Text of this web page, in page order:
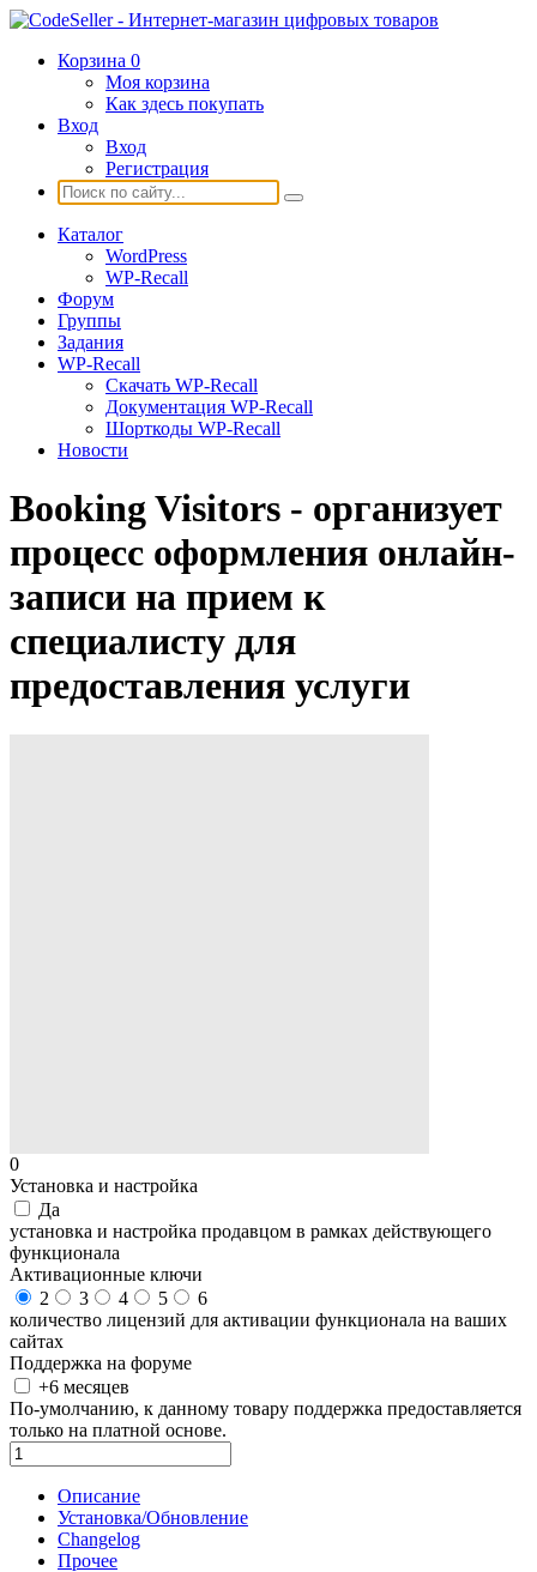
Корзина 0
Моя корзина
Как здесь покупать
Вход
Вход
Регистрация
Каталог
WordPress
WP-Recall
Форум
Группы
Задания
WP-Recall
Скачать WP-Recall
Документация WP-Recall
Шорткоды WP-Recall
Новости
Booking Visitors - организует
процесс оформления онлайн-
записи на прием к
специалисту для
предоставления услуги
0
Установка и настройка
Да
установка и настройка продавцом в рамках действующего
функционала
Активационные ключи
2
3 4 5
6
количество лицензий для активации функционала на ваших
сайтах
Поддержка на форуме
+6 месяцев
По-умолчанию, к данному товару поддержка предоставляется
только на платной основе.
Описание
Установка/Обновление
Changelog
Прочее